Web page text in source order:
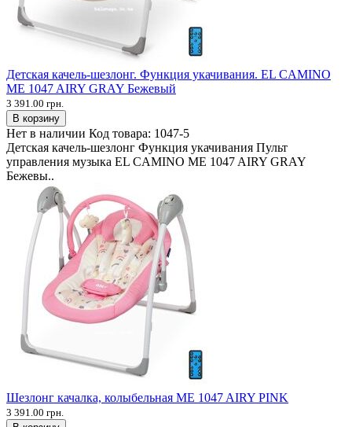
Детская качель-шезлонг. Функция укачивания. EL CAMINO
ME 1047 AIRY GRAY Бежевый
3 391.00 грн.
В корзину
Нет в наличии Код товара: 1047-5
Детская качель-шезлонг Функция укачивания Пульт
управления музыка EL CAMINO ME 1047 AIRY GRAY
Бежевы..
Шезлонг качалка, колыбельная ME 1047 AIRY PINK
3 391.00 грн.